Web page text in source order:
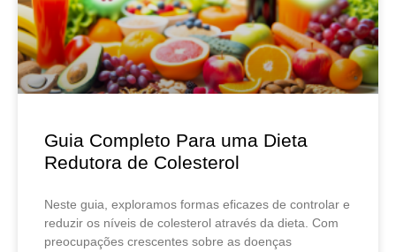
Guia Completo Para uma Dieta
Redutora de Colesterol
Neste guia, exploramos formas eficazes de controlar e
reduzir os níveis de colesterol através da dieta. Com
preocupações crescentes sobre as doenças